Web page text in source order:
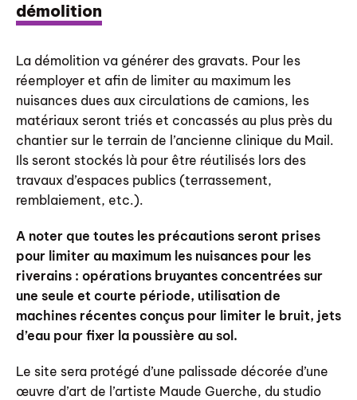
démolition
La démolition va générer des gravats. Pour les
réemployer et afin de limiter au maximum les
nuisances dues aux circulations de camions, les
matériaux seront triés et concassés au plus près du
chantier sur le terrain de l’ancienne clinique du Mail.
Ils seront stockés là pour être réutilisés lors des
travaux d’espaces publics (terrassement,
remblaiement, etc.).
A noter que toutes les précautions seront prises
pour limiter au maximum les nuisances pour les
riverains : opérations bruyantes concentrées sur
une seule et courte période, utilisation de
machines récentes conçus pour limiter le bruit, jets
d’eau pour fixer la poussière au sol.
Le site sera protégé d’une palissade décorée d’une
œuvre d’art de l’artiste Maude Guerche, du studio